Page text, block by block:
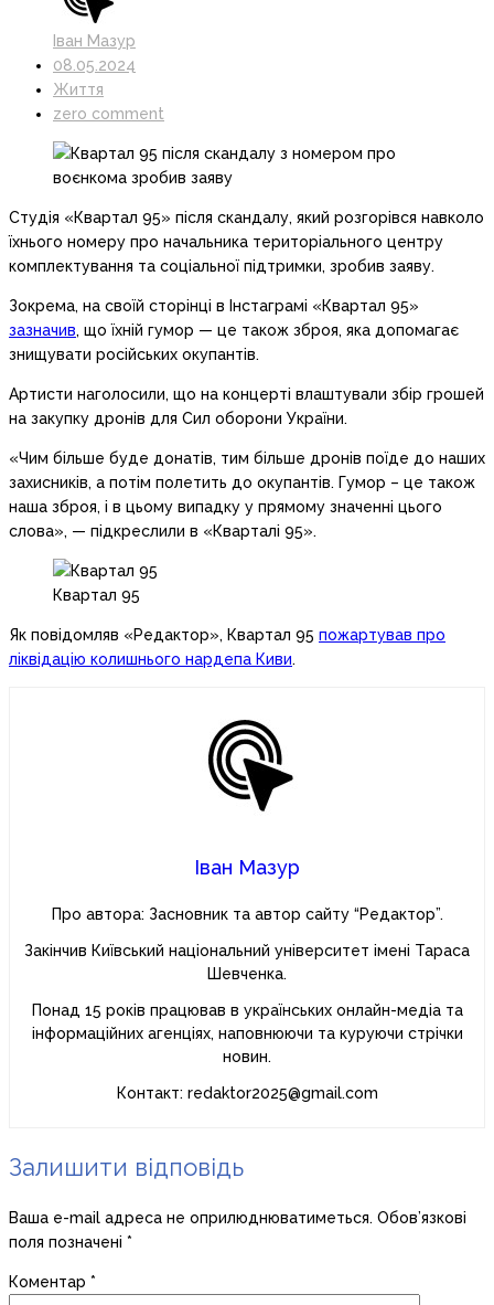
Іван Мазур
08.05.2024
Життя
zero comment
Студія «Квартал 95» після скандалу, який розгорівся навколо
їхнього номеру про начальника територіального центру
комплектування та соціальної підтримки, зробив заяву.
Зокрема, на своїй сторінці в Інстаграмі «Квартал 95»
зазначив, що їхній гумор — це також зброя, яка допомагає
знищувати російських окупантів.
Артисти наголосили, що на концерті влаштували збір грошей
на закупку дронів для Сил оборони України.
«Чим більше буде донатів, тим більше дронів поїде до наших
захисників, а потім полетить до окупантів. Гумор – це також
наша зброя, і в цьому випадку у прямому значенні цього
слова», — підкреслили в «Кварталі 95».
Квартал 95
Як повідомляв «Редактор», Квартал 95 пожартував про
ліквідацію колишнього нардепа Киви.
Іван Мазур
Про автора: Засновник та автор сайту “Редактор”.
Закінчив Київський національний університет імені Тараса
Шевченка.
Понад 15 років працював в українських онлайн-медіа та
інформаційних агенціях, наповнюючи та куруючи стрічки
новин.
Контакт: redaktor2025@gmail.com
Залишити відповідь
Ваша e-mail адреса не оприлюднюватиметься. Обов’язкові
поля позначені *
Коментар *